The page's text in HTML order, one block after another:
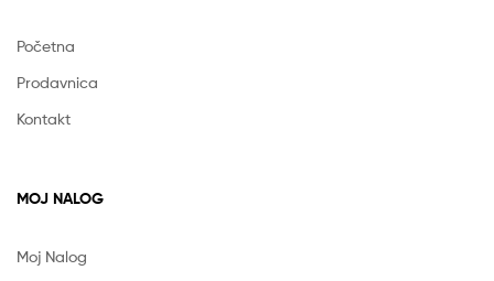
Početna
Prodavnica
Kontakt
MOJ NALOG
Moj Nalog